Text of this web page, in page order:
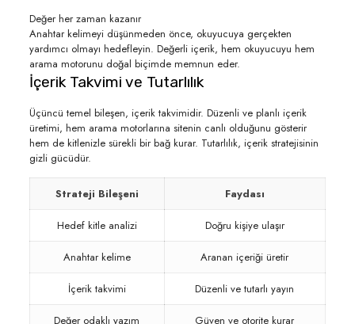
Değer her zaman kazanır
Anahtar kelimeyi düşünmeden önce, okuyucuya gerçekten
yardımcı olmayı hedefleyin. Değerli içerik, hem okuyucuyu hem
arama motorunu doğal biçimde memnun eder.
İçerik Takvimi ve Tutarlılık
Üçüncü temel bileşen, içerik takvimidir. Düzenli ve planlı içerik
üretimi, hem arama motorlarına sitenin canlı olduğunu gösterir
hem de kitlenizle sürekli bir bağ kurar. Tutarlılık, içerik stratejisinin
gizli gücüdür.
Strateji Bileşeni Faydası
Hedef kitle analizi Doğru kişiye ulaşır
Anahtar kelime Aranan içeriği üretir
İçerik takvimi Düzenli ve tutarlı yayın
Değer odaklı yazım Güven ve otorite kurar